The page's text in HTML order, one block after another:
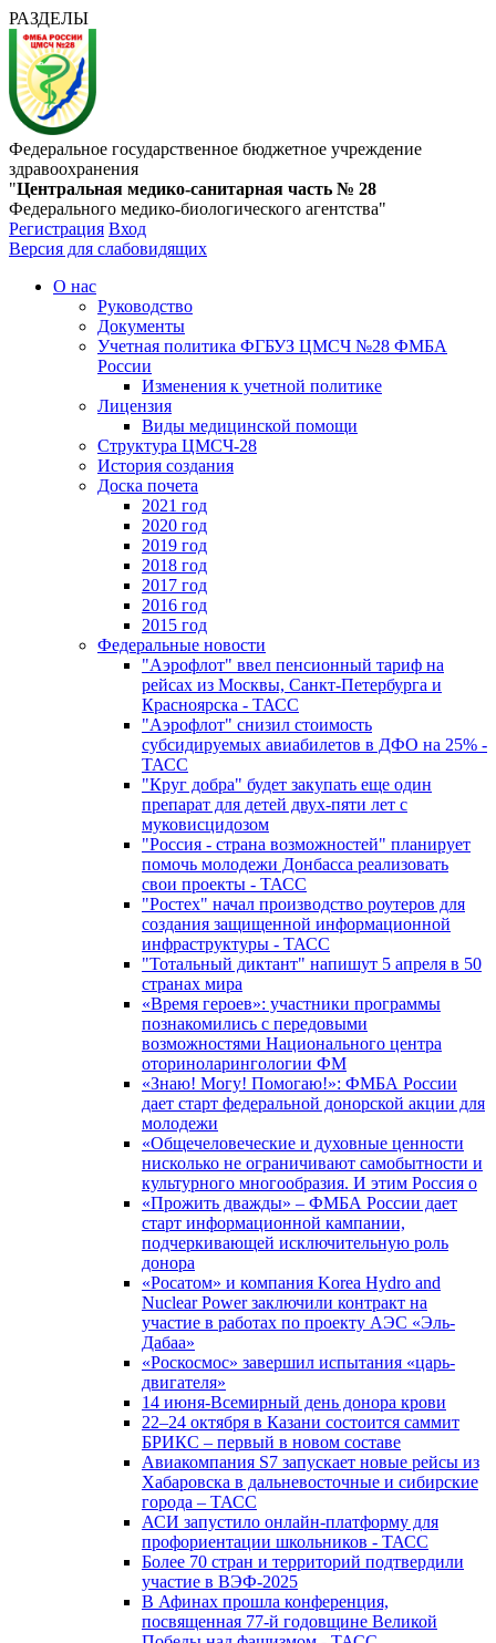
РАЗДЕЛЫ
Федеральное государственное бюджетное учреждение
здравоохранения
"Центральная медико-санитарная часть № 28
Федерального медико-биологического агентства"
Регистрация Вход
Версия для слабовидящих
О нас
Руководство
Документы
Учетная политика ФГБУЗ ЦМСЧ №28 ФМБА
России
Изменения к учетной политике
Лицензия
Виды медицинской помощи
Структура ЦМСЧ-28
История создания
Доска почета
2021 год
2020 год
2019 год
2018 год
2017 год
2016 год
2015 год
Федеральные новости
"Аэрофлот" ввел пенсионный тариф на
рейсах из Москвы, Санкт-Петербурга и
Красноярска - ТАСС
"Аэрофлот" снизил стоимость
субсидируемых авиабилетов в ДФО на 25% -
ТАСС
"Круг добра" будет закупать еще один
препарат для детей двух-пяти лет с
муковисцидозом
"Россия - страна возможностей" планирует
помочь молодежи Донбасса реализовать
свои проекты - ТАСС
"Ростех" начал производство роутеров для
создания защищенной информационной
инфраструктуры - ТАСС
"Тотальный диктант" напишут 5 апреля в 50
странах мира
«Время героев»: участники программы
познакомились с передовыми
возможностями Национального центра
оториноларингологии ФМ
«Знаю! Могу! Помогаю!»: ФМБА России
дает старт федеральной донорской акции для
молодежи
«Общечеловеческие и духовные ценности
нисколько не ограничивают самобытности и
культурного многообразия. И этим Россия о
«Прожить дважды» – ФМБА России дает
старт информационной кампании,
подчеркивающей исключительную роль
донора
«Росатом» и компания Korea Hydro and
Nuclear Power заключили контракт на
участие в работах по проекту АЭС «Эль-
Дабаа»
«Роскосмос» завершил испытания «царь-
двигателя»
14 июня-Всемирный день донора крови
22–24 октября в Казани состоится саммит
БРИКС – первый в новом составе
Авиакомпания S7 запускает новые рейсы из
Хабаровска в дальневосточные и сибирские
города – ТАСС
АСИ запустило онлайн-платформу для
профориентации школьников - ТАСС
Более 70 стран и территорий подтвердили
участие в ВЭФ-2025
В Афинах прошла конференция,
посвященная 77-й годовщине Великой